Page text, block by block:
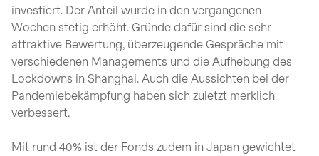
investiert. Der Anteil wurde in den vergangenen
Wochen stetig erhöht. Gründe dafür sind die sehr
attraktive Bewertung, überzeugende Gespräche mit
verschiedenen Managements und die Aufhebung des
Lockdowns in Shanghai. Auch die Aussichten bei der
Pandemiebekämpfung haben sich zuletzt merklich
verbessert.
Mit rund 40% ist der Fonds zudem in Japan gewichtet